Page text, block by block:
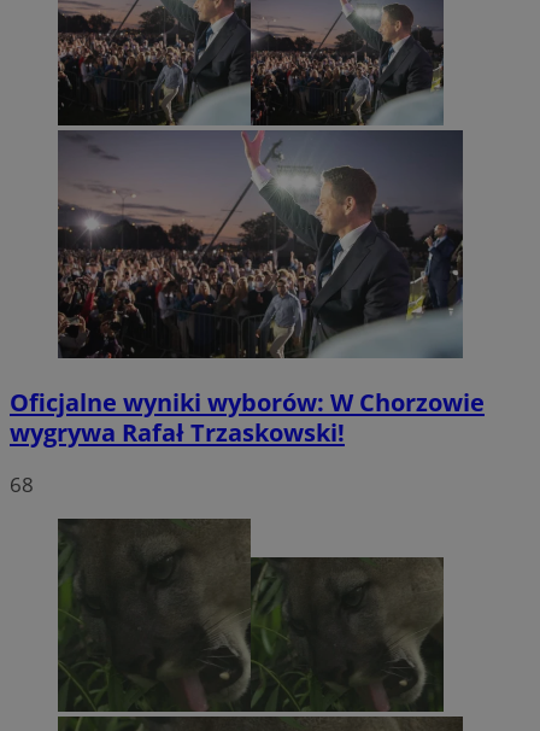
Oficjalne wyniki wyborów: W Chorzowie
wygrywa Rafał Trzaskowski!
68